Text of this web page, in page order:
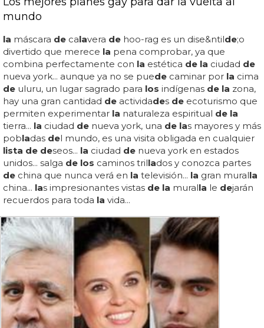
mundo
la máscara de calavera de hoo-rag es un dise&ntilde;o
divertido que merece la pena comprobar, ya que
combina perfectamente con la estética de la ciudad de
nueva york... aunque ya no se puede caminar por la cima
de uluru, un lugar sagrado para los indígenas de la zona,
hay una gran cantidad de actividades de ecoturismo que
permiten experimentar la naturaleza espiritual de la
tierra... la ciudad de nueva york, una de las mayores y más
pobladas del mundo, es una visita obligada en cualquier
lista de deseos... la ciudad de nueva york en estados
unidos... salga de los caminos trillados y conozca partes
de china que nunca verá en la televisión... la gran muralla
china... las impresionantes vistas de la muralla le dejarán
recuerdos para toda la vida...